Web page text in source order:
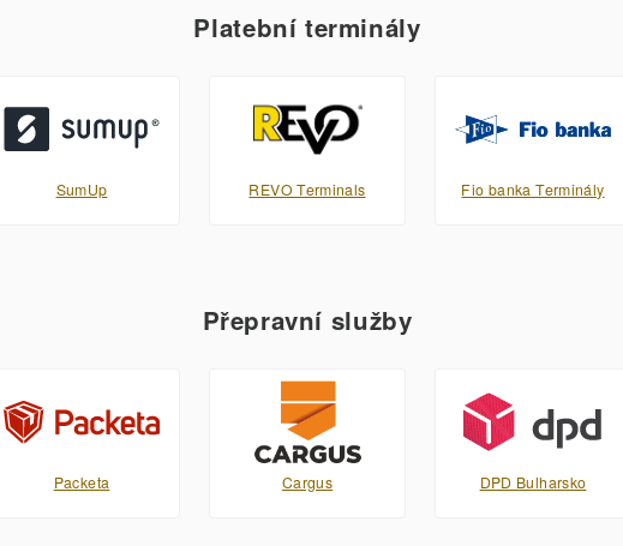
Platební terminály
SumUp REVO Terminals Fio banka Terminály
Přepravní služby
Packeta Cargus DPD Bulharsko